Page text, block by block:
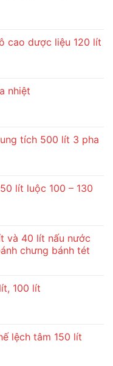
cao dược liệu 120 lít
nhiệt
tích 500 lít 3 pha
lít luộc 100 – 130
và 40 lít nấu nước
chưng bánh tét
100 lít
lệch tâm 150 lít